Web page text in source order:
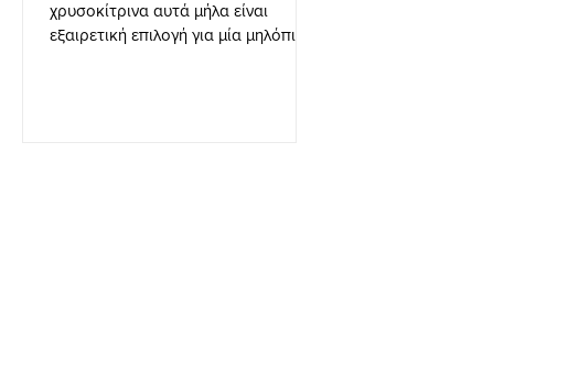
χρυσοκίτρινα αυτά μήλα είναι
εξαιρετική επιλογή για μία μηλόπιτα